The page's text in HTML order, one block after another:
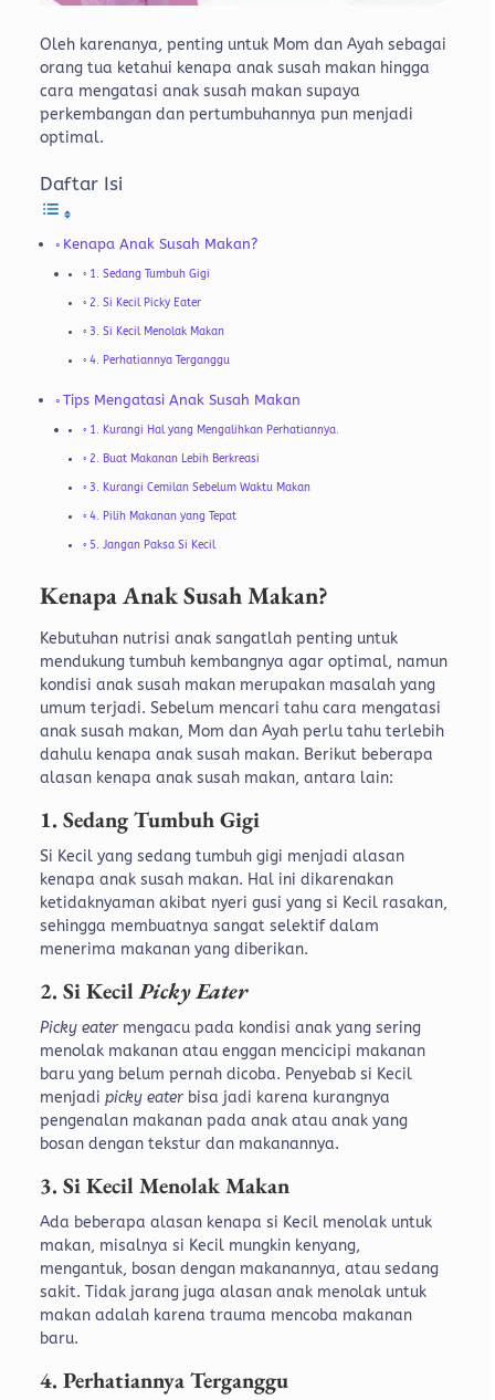
Oleh karenanya, penting untuk Mom dan Ayah sebagai
orang tua ketahui kenapa anak susah makan hingga
cara mengatasi anak susah makan supaya
perkembangan dan pertumbuhannya pun menjadi
optimal.
Daftar Isi
Kenapa Anak Susah Makan?
1. Sedang Tumbuh Gigi
2. Si Kecil Picky Eater
3. Si Kecil Menolak Makan
4. Perhatiannya Terganggu
Tips Mengatasi Anak Susah Makan
1. Kurangi Hal yang Mengalihkan Perhatiannya.
2. Buat Makanan Lebih Berkreasi
3. Kurangi Cemilan Sebelum Waktu Makan
4. Pilih Makanan yang Tepat
5. Jangan Paksa Si Kecil
Kenapa Anak Susah Makan?
Kebutuhan nutrisi anak sangatlah penting untuk
mendukung tumbuh kembangnya agar optimal, namun
kondisi anak susah makan merupakan masalah yang
umum terjadi. Sebelum mencari tahu cara mengatasi
anak susah makan, Mom dan Ayah perlu tahu terlebih
dahulu kenapa anak susah makan. Berikut beberapa
alasan kenapa anak susah makan, antara lain:
1. Sedang Tumbuh Gigi
Si Kecil yang sedang tumbuh gigi menjadi alasan
kenapa anak susah makan. Hal ini dikarenakan
ketidaknyaman akibat nyeri gusi yang si Kecil rasakan,
sehingga membuatnya sangat selektif dalam
menerima makanan yang diberikan.
2. Si KecilPicky Eater
Picky eater mengacu pada kondisi anak yang sering
menolak makanan atau enggan mencicipi makanan
baru yang belum pernah dicoba. Penyebab si Kecil
menjadi picky eaterbisa jadi karena kurangnya
pengenalan makanan pada anak atau anak yang
bosan dengan tekstur dan makanannya.
3. Si Kecil Menolak Makan
Ada beberapa alasan kenapa si Kecil menolak untuk
makan, misalnya si Kecil mungkin kenyang,
mengantuk, bosan dengan makanannya, atau sedang
sakit. Tidak jarang juga alasan anak menolak untuk
makan adalah karena trauma mencoba makanan
baru.
4. Perhatiannya Terganggu